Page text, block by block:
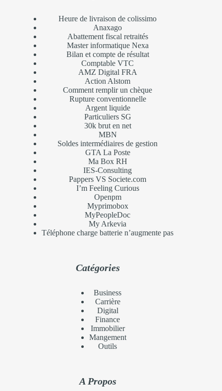
Heure de livraison de colissimo
Anaxago
Abattement fiscal retraités
Master informatique Nexa
Bilan et compte de résultat
Comptable VTC
AMZ Digital FRA
Action Alstom
Comment remplir un chèque
Rupture conventionnelle
Argent liquide
Particuliers SG
30k brut en net
MBN
Soldes intermédiaires de gestion
GTA La Poste
Ma Box RH
IES-Consulting
Pappers VS Societe.com
I’m Feeling Curious
Openpm
Myprimobox
MyPeopleDoc
My Arkevia
Téléphone charge batterie n’augmente pas
Catégories
Business
Carrière
Digital
Finance
Immobilier
Mangement
Outils
A Propos